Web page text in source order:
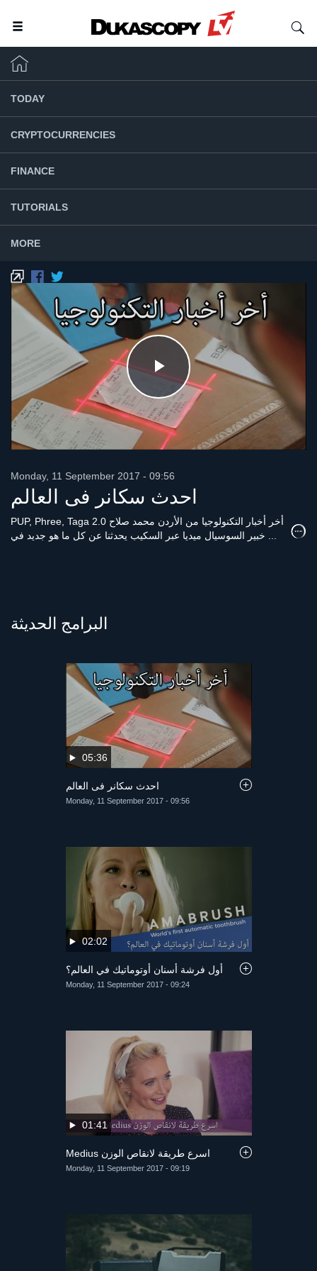
TODAY
CRYPTOCURRENCIES
FINANCE
TUTORIALS
MORE
Play
Video
احدث سكانر فى العالم
PUP, Phree, Taga 2.0 أخر أخبار التكنولوجيا من الأردن محمد صلاح
Monday, 11 September 2017 - 09:56
البرامج الحديثة
05:36
احدث سكانر فى العالم
Monday, 11 September 2017 - 09:56
02:02
أول فرشة أسنان أوتوماتيك في العالم؟
Monday, 11 September 2017 - 09:24
01:41
Medius اسرع طريقة لانقاص الوزن
Monday, 11 September 2017 - 09:19